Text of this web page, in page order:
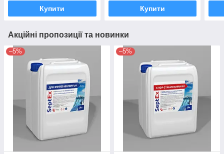
Купити Купити
Акційні пропозиції та новинки
–5% –5%